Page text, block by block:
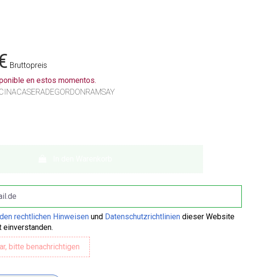
Bruttopreis
en estos momentos.
den rechtlichen Hinweisen und Datenschutzrichtlinien dieser Website
einverstanden.